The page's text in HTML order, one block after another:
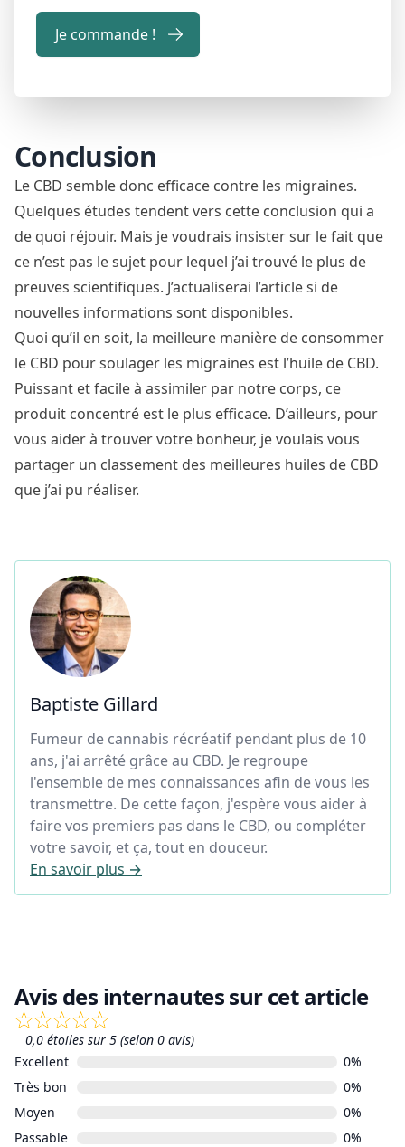
Je commande !
Conclusion
Le CBD semble donc efficace contre les migraines.
Quelques études tendent vers cette conclusion qui a
de quoi réjouir. Mais je voudrais insister sur le fait que
ce n’est pas le sujet pour lequel j’ai trouvé le plus de
preuves scientifiques. J’actualiserai l’article si de
nouvelles informations sont disponibles.
Quoi qu’il en soit, la meilleure manière de consommer
le CBD pour soulager les migraines est l’huile de CBD.
Puissant et facile à assimiler par notre corps, ce
produit concentré est le plus efficace. D’ailleurs, pour
vous aider à trouver votre bonheur, je voulais vous
partager un classement des meilleures huiles de CBD
que j’ai pu réaliser.
Baptiste Gillard
Fumeur de cannabis récréatif pendant plus de 10
ans, j'ai arrêté grâce au CBD. Je regroupe
l'ensemble de mes connaissances afin de vous les
transmettre. De cette façon, j'espère vous aider à
faire vos premiers pas dans le CBD, ou compléter
votre savoir, et ça, tout en douceur.
En savoir plus →
Avis des internautes sur cet article
0,0 étoiles sur 5 (selon 0 avis)
Excellent
0%
Très bon
0%
Moyen
0%
Passable
0%